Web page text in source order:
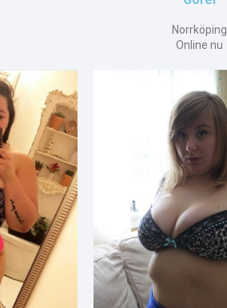
Norrköping
Online nu